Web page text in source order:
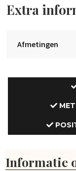
Extra
Afmetingen
MET
Informatie